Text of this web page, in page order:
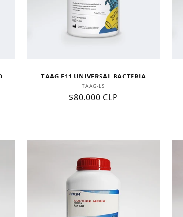
TAAG E11 UNIVERSAL BACTERIA
Proveedor:
TAAG-LS
Precio
$80.000 CLP